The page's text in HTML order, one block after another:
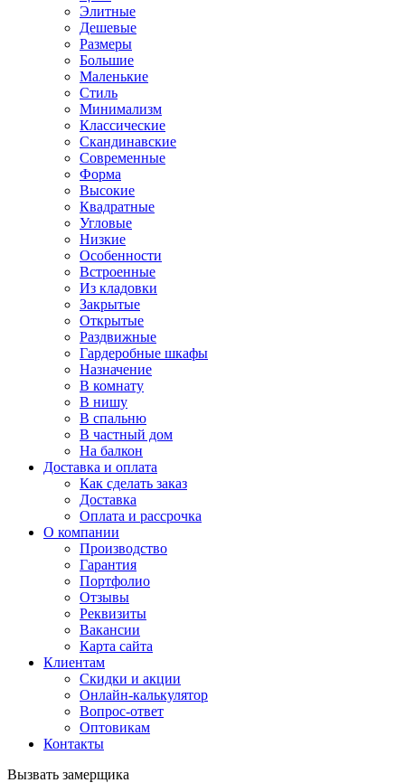
Элитные
Дешевые
Размеры
Большие
Маленькие
Стиль
Минимализм
Классические
Скандинавские
Современные
Форма
Высокие
Квадратные
Угловые
Низкие
Особенности
Встроенные
Из кладовки
Закрытые
Открытые
Раздвижные
Гардеробные шкафы
Назначение
В комнату
В нишу
В спальню
В частный дом
На балкон
Доставка и оплата
Как сделать заказ
Доставка
Оплата и рассрочка
О компании
Производство
Гарантия
Портфолио
Отзывы
Реквизиты
Вакансии
Карта сайта
Клиентам
Скидки и акции
Онлайн-калькулятор
Вопрос-ответ
Оптовикам
Контакты
Вызвать замерщика